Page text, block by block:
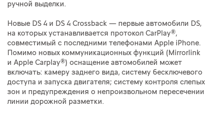
ручной выделки.
Новые DS 4 и DS 4 Crossback — первые автомобили DS,
на которых устанавливается протокол CarPlay®,
совместимый с последними телефонами Apple iPhone.
Помимо новых коммуникационных функций (Mirrorlink
и Apple Carplay®) оснащение автомобилей может
включать: камеру заднего вида, систему бесключевого
доступа и запуска двигателя; систему контроля слепых
зон и предупреждения о непроизвольном пересечении
линии дорожной разметки.